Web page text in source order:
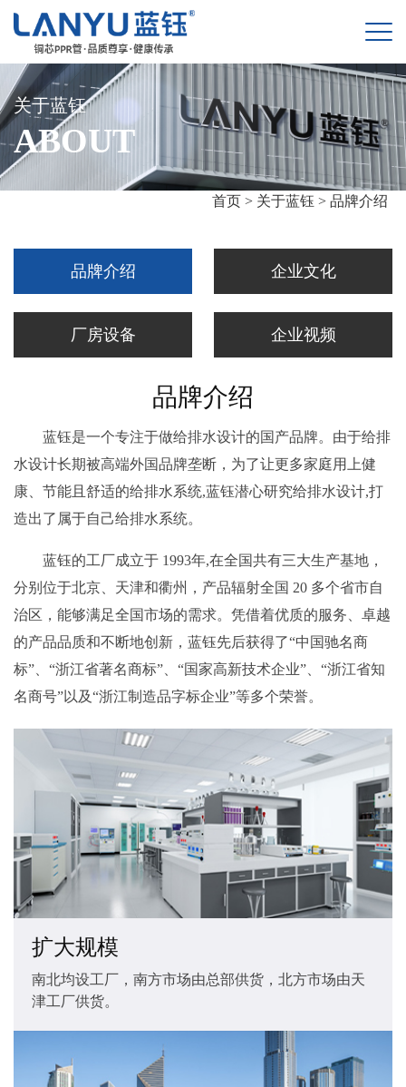
关于蓝钰
ABOUT
首页 > 关于蓝钰 > 品牌介绍
品牌介绍 企业文化
厂房设备 企业视频
品牌介绍
蓝钰是一个专注于做给排水设计的国产品牌。由于给排
水设计长期被高端外国品牌垄断，为了让更多家庭用上健
康、节能且舒适的给排水系统,蓝钰潜心研究给排水设计,打
造出了属于自己给排水系统。
蓝钰的工厂成立于 1993年,在全国共有三大生产基地，
分别位于北京、天津和衢州，产品辐射全国 20 多个省市自
治区，能够满足全国市场的需求。凭借着优质的服务、卓越
的产品品质和不断地创新，蓝钰先后获得了“中国驰名商
标”、“浙江省著名商标”、“国家高新技术企业”、“浙江省知
名商号”以及“浙江制造品字标企业”等多个荣誉。
扩大规模
南北均设工厂，南方市场由总部供货，北方市场由天
津工厂供货。